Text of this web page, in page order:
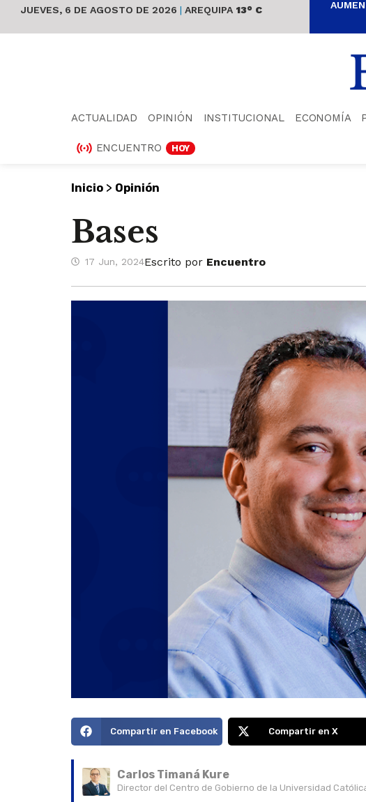
JUEVES, 6 DE AGOSTO DE 2026 | AREQUIPA 13° C
ACTUALIDAD OPINIÓN INSTITUCIONAL ECONOMÍA
ENCUENTRO HOY
Inicio > Opinión
Bases
17 Jun, 2024Escrito por Encuentro
Compartir en Facebook Compartir en X
Carlos Timaná Kure
Director del Centro de Gobierno de la Universidad